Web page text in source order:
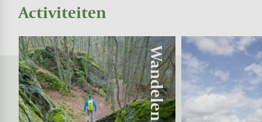
Activiteiten
Image
Wandelen
Image